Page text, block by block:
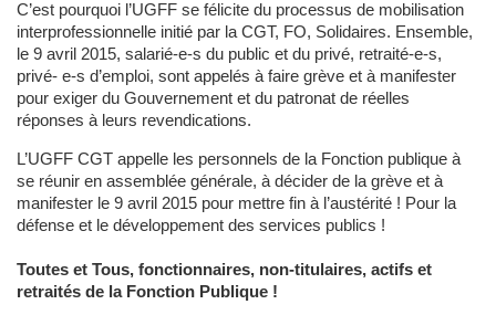
C’est pourquoi l’UGFF se félicite du processus de mobilisation
interprofessionnelle initié par la CGT, FO, Solidaires. Ensemble,
le 9 avril 2015, salarié-e-s du public et du privé, retraité-e-s,
privé- e-s d’emploi, sont appelés à faire grève et à manifester
pour exiger du Gouvernement et du patronat de réelles
réponses à leurs revendications.
L’UGFF CGT appelle les personnels de la Fonction publique à
se réunir en assemblée générale, à décider de la grève et à
manifester le 9 avril 2015 pour mettre fin à l’austérité ! Pour la
défense et le développement des services publics !
Toutes et Tous, fonctionnaires, non-titulaires, actifs et
retraités de la Fonction Publique !